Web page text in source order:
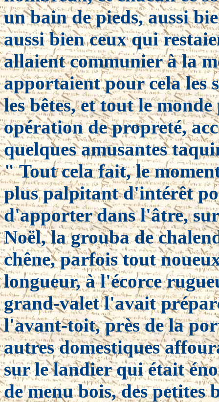
un bain de pieds, aussi
aussi bien ceux qui
allaient communier à la
apportaient pour cela les
les bêtes, et tout le
opération de propreté,
quelques amusantes
" Tout cela fait, le
plus palpitant d'intérêt
d'apporter dans l'âtre,
Noël, la grouba de
chêne, parfois tout
longueur, à l'écorce
grand-valet l'avait
l'avant-toit, près de la
autres domestiques
sur le landier qui était
de menu bois, des petites